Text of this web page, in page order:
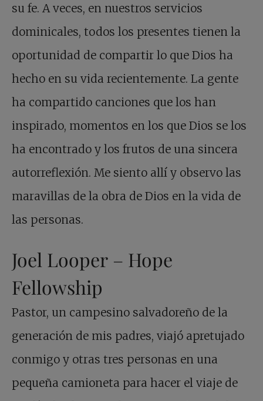
su fe. A veces, en nuestros servicios
dominicales, todos los presentes tienen la
oportunidad de compartir lo que Dios ha
hecho en su vida recientemente. La gente
ha compartido canciones que los han
inspirado, momentos en los que Dios se los
ha encontrado y los frutos de una sincera
autorreflexión. Me siento allí y observo las
maravillas de la obra de Dios en la vida de
las personas.
Joel Looper – Hope
Fellowship
Pastor, un campesino salvadoreño de la
generación de mis padres, viajó apretujado
conmigo y otras tres personas en una
pequeña camioneta para hacer el viaje de